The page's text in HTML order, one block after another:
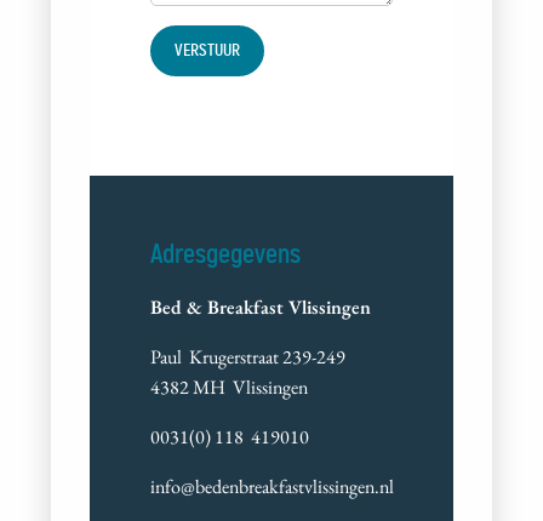
Adresgegevens
Bed & Breakfast Vlissingen
Paul Krugerstraat 239-249
4382 MH Vlissingen
0031(0) 118 419010
info@bedenbreakfastvlissingen.nl